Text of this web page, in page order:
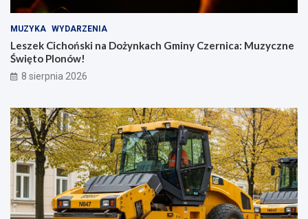
MUZYKA WYDARZENIA
Leszek Cichoński na Dożynkach Gminy Czernica: Muzyczne
Święto Plonów!
8 sierpnia 2026